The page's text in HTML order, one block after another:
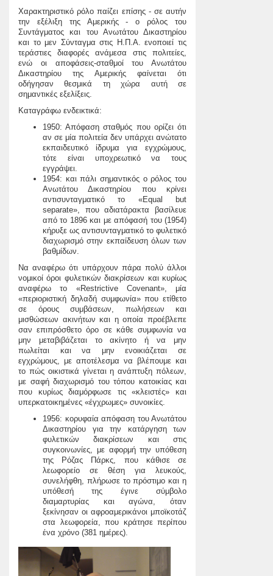
Χαρακτηριστικό ρόλο παίζει επίσης - σε αυτήν
την εξέλιξη της Αμερικής - ο ρόλος του
Συντάγματος και του Ανωτάτου Δικαστηρίου
και το μεν Σύνταγμα στις Η.Π.Α. ενοποιεί τις
τεράστιες διαφορές ανάμεσα στις πολιτείες,
ενώ οι αποφάσεις-σταθμοί του Ανωτάτου
Δικαστηρίου της Αμερικής φαίνεται ότι
οδήγησαν θεσμικά τη χώρα αυτή σε
σημαντικές εξελίξεις.
Καταγράφω ενδεικτικά:
1950: Απόφαση σταθμός που ορίζει ότι
αν σε μία πολιτεία δεν υπάρχει ανώτατο
εκπαιδευτικό ίδρυμα για εγχρώμους,
τότε είναι υποχρεωτικό να τους
εγγράψει.
1954: και πάλι σημαντικός ο ρόλος του
Ανωτάτου Δικαστηρίου που κρίνει
αντισυνταγματικό το «Equal but
separate», που αδιατάρακτα βασίλευε
από το 1896 και με απόφασή του (1954)
κήρυξε ως αντισυνταγματικό το φυλετικό
διαχωρισμό στην εκπαίδευση όλων των
βαθμίδων.
Να αναφέρω ότι υπάρχουν πάρα πολύ άλλοι
νομικοί όροι φυλετικών διακρίσεων και κυρίως
αναφέρω το «Restrictive Covenant», μία
«περιοριστική δηλαδή συμφωνία» που ετίθετο
σε όρους συμβάσεων, πωλήσεων και
μισθώσεων ακινήτων και η οποία προέβλεπε
σαν επιπρόσθετο όρο σε κάθε συμφωνία να
μην μεταβιβάζεται το ακίνητο ή να μην
πωλείται και να μην ενοικιάζεται σε
εγχρώμους, με αποτέλεσμα να βλέπουμε και
το πώς οικιστικά γίνεται η ανάπτυξη πόλεων,
με σαφή διαχωρισμό του τόπου κατοικίας και
που κυρίως διαμόρφωσε τις «κλειστές» και
υπερκατοικημένες «έγχρωμες» συνοικίες.
1956: κορυφαία απόφαση του Ανωτάτου
Δικαστηρίου για την κατάργηση των
φυλετικών διακρίσεων και στις
συγκοινωνίες, με αφορμή την υπόθεση
της Ρόζας Πάρκς, που κάθισε σε
λεωφορείο σε θέση για λευκούς,
συνελήφθη, πλήρωσε το πρόστιμο και η
υπόθεσή της έγινε σύμβολο
διαμαρτυρίας και αγώνα, όταν
ξεκίνησαν οι αφροαμερικάνοι μποϊκοτάζ
στα λεωφορεία, που κράτησε περίπου
ένα χρόνο (381 ημέρες).